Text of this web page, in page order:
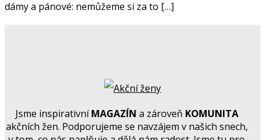
dámy a pánové: nemůžeme si za to […]
Jsme inspirativníMAGAZÍN a zároveň KOMUNITA
akčních žen. Podporujeme se navzájem v našich snech,